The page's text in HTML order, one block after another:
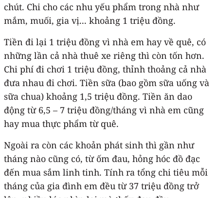
chút. Chi cho các nhu yếu phẩm trong nhà như
mắm, muối, gia vị... khoảng 1 triệu đồng.
Tiền đi lại 1 triệu đồng vì nhà em hay về quê, có
những lần cả nhà thuê xe riêng thì còn tốn hơn.
Chi phí đi chơi 1 triệu đồng, thỉnh thoảng cả nhà
đưa nhau đi chơi. Tiền sữa (bao gồm sữa uống và
sữa chua) khoảng 1,5 triệu đồng. Tiền ăn dao
động từ 6,5 – 7 triệu đồng/tháng vì nhà em cũng
hay mua thực phẩm từ quê.
Ngoài ra còn các khoản phát sinh thì gần như
tháng nào cũng có, từ ốm đau, hỏng hóc đồ đạc
đến mua sắm linh tinh. Tính ra tổng chi tiêu mỗi
tháng của gia đình em đều từ 37 triệu đồng trở